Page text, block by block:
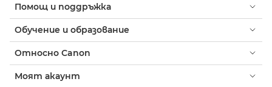
Помощ и поддръжка
Обучение и образование
Относно Canon
Моят акаунт